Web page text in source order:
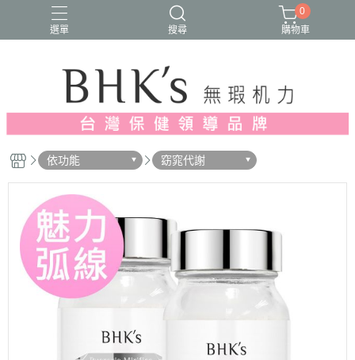
選單 搜尋
人氣推薦 多入優惠 日常維他命
漢方養生
蔓越莓/私密保養
0
購物車
依功能 窈窕代謝